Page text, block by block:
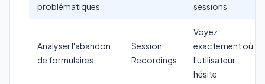
problématiques
sessions
Analyser l'abandon
de formulaires
Session
Recordings
Voyez
exactement où
l'utilisateur
hésite